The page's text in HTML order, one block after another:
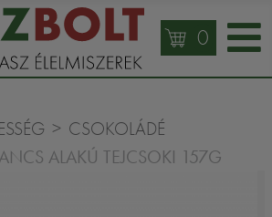
0
CSOKOLÁDÉ
ALAKÚ TEJCSOKI 157G